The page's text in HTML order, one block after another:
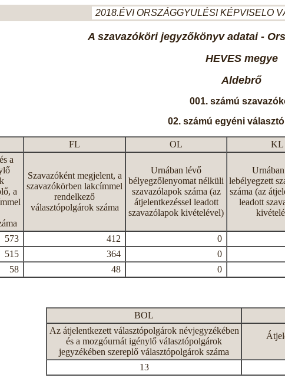
2018.ÉVI ORSZÁGGYULÉSI KÉPVISELO
A szavazóköri jegyzőkönyv adatai -
HEVES megye
Aldebrő
001. számú
02. számú egyéni
FL OL KL
a
a
Szavazóként megjelent, a
szavazókörben lakcímmel
rendelkező
választópolgárok száma
Urnában lévő
bélyegzőlenyomat nélküli
szavazólapok száma (az
átjelentkezéssel leadott
szavazólapok kivételével)
lebélyegzett
száma (az
leadott
573 412 0
515 364 0
58 48 0
BOL
Az átjelentkezett választópolgárok névjegyzékében
és a mozgóurnát igénylő választópolgárok
jegyzékében szereplő választópolgárok száma
13